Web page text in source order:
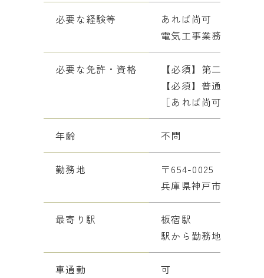
必要な経験等
あれば尚可
電気工事業務の職歴
必要な免許・資格
【必須】第二種電気
【必須】普通自動車
［あれば尚可］第一
年齢 不問
勤務地
〒654-0025
兵庫県神戸市須磨区
最寄り駅
板宿駅
駅から勤務地まで徒
車通勤 可